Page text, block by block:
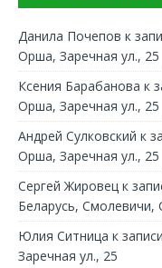
Данила Почепов к
Орша, Заречная ул., 25
Ксения Барабанова к
Орша, Заречная ул., 25
Андрей Сулковский к
Орша, Заречная ул., 25
Сергей Жировец к
Беларусь, Смолевичи,
Юлия Ситница к записи
Заречная ул., 25